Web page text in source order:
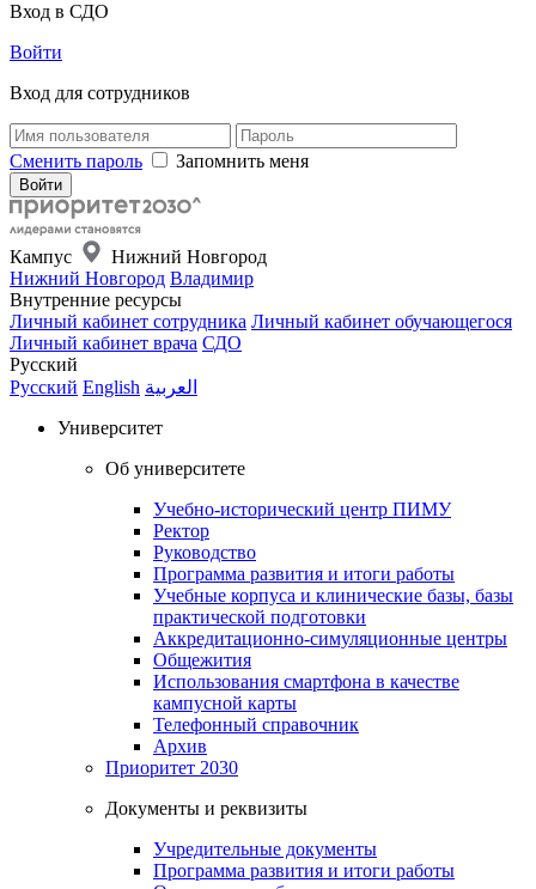
Вход в СДО
Войти
Вход для сотрудников
Сменить пароль Запомнить меня
Кампус
Нижний Новгород
Нижний Новгород Владимир
Внутренние ресурсы
Личный кабинет сотрудника Личный кабинет обучающегося
Личный кабинет врача СДО
Русский
Русский English العربية
Университет
Об университете
Учебно-исторический центр ПИМУ
Ректор
Руководство
Программа развития и итоги работы
Учебные корпуса и клинические базы, базы
практической подготовки
Аккредитационно-симуляционные центры
Общежития
Использования смартфона в качестве
кампусной карты
Телефонный справочник
Архив
Приоритет 2030
Документы и реквизиты
Учредительные документы
Программа развития и итоги работы